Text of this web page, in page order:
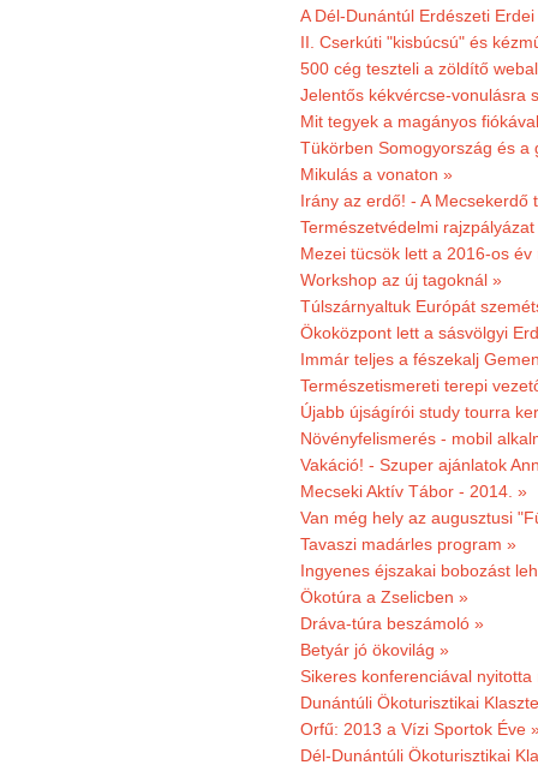
A Dél-Dunántúl Erdészeti
II. Cserkúti "kisbúcsú" és
500 cég teszteli a zöldítő
Jelentős kékvércse-vonulásra
Mit tegyek a magányos
Tükörben Somogyország és a
Mikulás a vonaton »
Irány az erdő! - A
Természetvédelmi
Mezei tücsök lett a 2016-os év
Workshop az új tagoknál »
Túlszárnyaltuk Európát
Ökoközpont lett a sásvölgyi
Immár teljes a fészekalj
Természetismereti terepi
Újabb újságírói study tourra
Növényfelismerés - mobil
Vakáció! - Szuper ajánlatok
Mecseki Aktív Tábor - 2014. »
Van még hely az augusztusi
Tavaszi madárles program »
Ingyenes éjszakai bobozást
Ökotúra a Zselicben »
Dráva-túra beszámoló »
Betyár jó ökovilág »
Sikeres konferenciával
Dunántúli Ökoturisztikai
Orfű: 2013 a Vízi Sportok Éve
Dél-Dunántúli Ökoturisztikai